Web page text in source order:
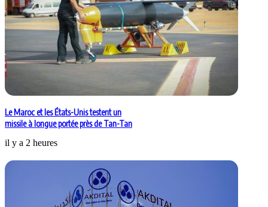
Le Maroc et les États-Unis testent un
missile à longue portée près de Tan-Tan
il y a 2 heures